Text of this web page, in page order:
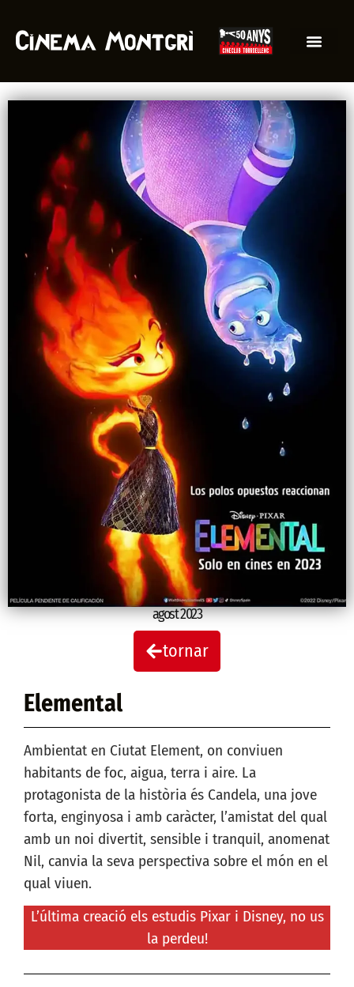
agost 2023
tornar
Elemental
Ambientat en Ciutat Element, on conviuen
habitants de foc, aigua, terra i aire. La
protagonista de la història és Candela, una jove
forta, enginyosa i amb caràcter, l’amistat del qual
amb un noi divertit, sensible i tranquil, anomenat
Nil, canvia la seva perspectiva sobre el món en el
qual viuen.
L’última creació els estudis Pixar i Disney, no us
la perdeu!